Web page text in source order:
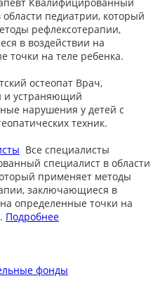
области педиатрии, который
рефлексотерапии,
в воздействии на
точки на теле ребенка.
остеопат Врач,
устраняющий
нарушения у детей с
техник.
Все специалисты
специалист в области
применяет методы
заключающиеся в
определенные точки на
Подробнее
фонды